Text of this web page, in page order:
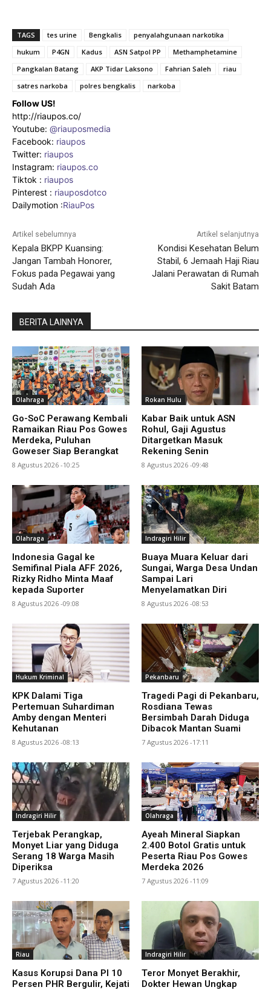
TAGS tes urine Bengkalis
penyalahgunaan narkotika
hukum
P4GN Kadus ASN Satpol PP
Methamphetamine
Pangkalan Batang
AKP Tidar Laksono Fahrian Saleh
riau
satres narkoba
polres bengkalis narkoba
Follow US!
http://riaupos.co/
Youtube: @riauposmedia
Facebook: riaupos
Twitter: riaupos
Instagram: riaupos.co
Tiktok : riaupos
Pinterest : riauposdotco
Dailymotion :RiauPos
Artikel sebelumnya
Kepala BKPP Kuansing:
Jangan Tambah Honorer,
Fokus pada Pegawai yang
Sudah Ada
Artikel selanjutnya
Kondisi Kesehatan Belum
Stabil, 6 Jemaah Haji Riau
Jalani Perawatan di Rumah
Sakit Batam
BERITA LAINNYA
Olahraga
Go-SoC Perawang Kembali
Ramaikan Riau Pos Gowes
Merdeka, Puluhan
Goweser Siap Berangkat
8 Agustus 2026 -10:25
Rokan Hulu
Kabar Baik untuk ASN
Rohul, Gaji Agustus
Ditargetkan Masuk
Rekening Senin
8 Agustus 2026 -09:48
Olahraga
Indonesia Gagal ke
Semifinal Piala AFF 2026,
Rizky Ridho Minta Maaf
kepada Suporter
8 Agustus 2026 -09:08
Indragiri Hilir
Buaya Muara Keluar dari
Sungai, Warga Desa Undan
Sampai Lari
Menyelamatkan Diri
8 Agustus 2026 -08:53
Hukum Kriminal
KPK Dalami Tiga
Pertemuan Suhardiman
Amby dengan Menteri
Kehutanan
8 Agustus 2026 -08:13
Pekanbaru
Tragedi Pagi di Pekanbaru,
Rosdiana Tewas
Bersimbah Darah Diduga
Dibacok Mantan Suami
7 Agustus 2026 -17:11
Indragiri Hilir
Terjebak Perangkap,
Monyet Liar yang Diduga
Serang 18 Warga Masih
Diperiksa
7 Agustus 2026 -11:20
Olahraga
Ayeah Mineral Siapkan
2.400 Botol Gratis untuk
Peserta Riau Pos Gowes
Merdeka 2026
7 Agustus 2026 -11:09
Riau
Kasus Korupsi Dana PI 10
Persen PHR Bergulir, Kejati
Indragiri Hilir
Teror Monyet Berakhir,
Dokter Hewan Ungkap